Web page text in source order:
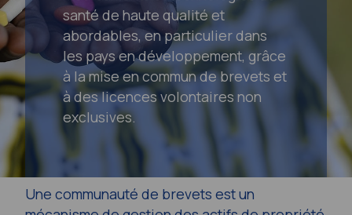
santé de haute qualité et
abordables, en particulier dans
les pays en développement, grâce
à la mise en commun de brevets et
à des licences volontaires non
exclusives.
Une communauté de brevets est un